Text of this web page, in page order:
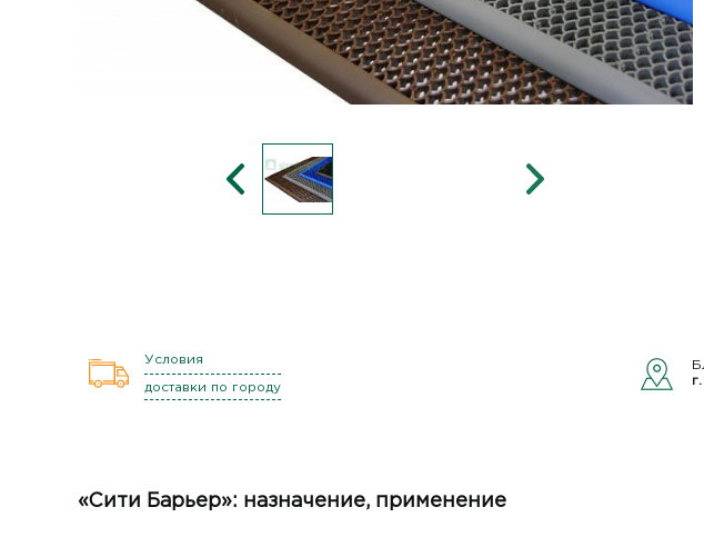
Условия
доставки по городу
«Сити Барьер»: назначение, применение